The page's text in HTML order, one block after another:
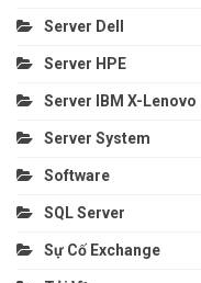
Server Dell
Server HPE
Server IBM X-Lenovo
Server System
Software
SQL Server
Sự Cố Exchange